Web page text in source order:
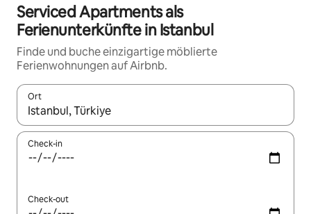
Serviced Apartments als
Ferienunterkünfte in Istanbul
Finde und buche einzigartige möblierte
Ferienwohnungen auf Airbnb.
Ort
Wenn Ergebnisse verfügbar sind, navigiere mit den
Check-in
Check-out